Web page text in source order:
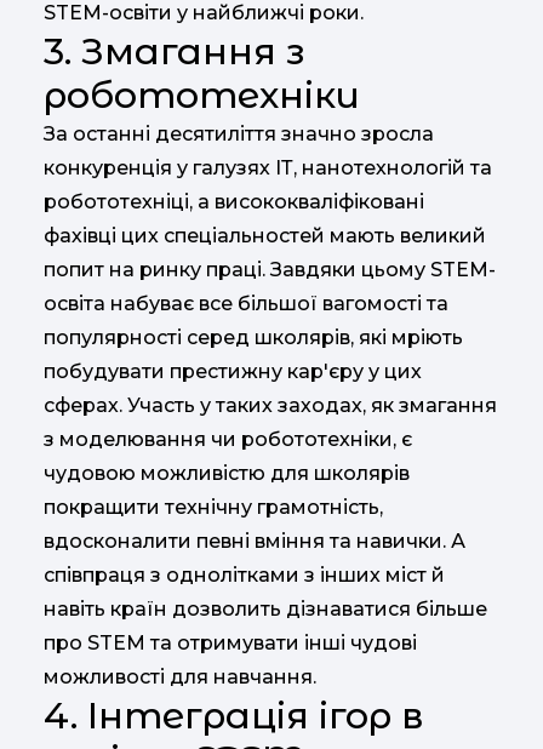
STEM-освіти у найближчі роки.
3. Змагання з
робототехніки
За останні десятиліття значно зросла
конкуренція у галузях ІТ, нанотехнологій та
робототехніці, а висококваліфіковані
фахівці цих спеціальностей мають великий
попит на ринку праці. Завдяки цьому STEM-
освіта набуває все більшої вагомості та
популярності серед школярів, які мріють
побудувати престижну кар'єру у цих
сферах. Участь у таких заходах, як змагання
з моделювання чи робототехніки, є
чудовою можливістю для школярів
покращити технічну грамотність,
вдосконалити певні вміння та навички. А
співпраця з однолітками з інших міст й
навіть країн дозволить дізнаватися більше
про STEM та отримувати інші чудові
можливості для навчання.
4. Інтеграція ігор в